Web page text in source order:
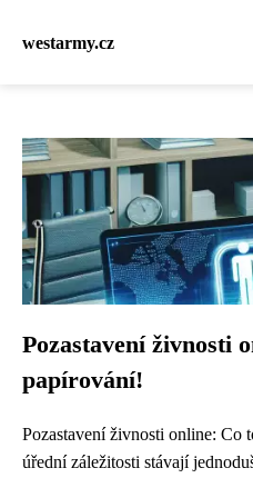
westarmy.cz
Pozastavení živnosti
papírování!
Pozastavení živnosti online: Co
úřední záležitosti stávají